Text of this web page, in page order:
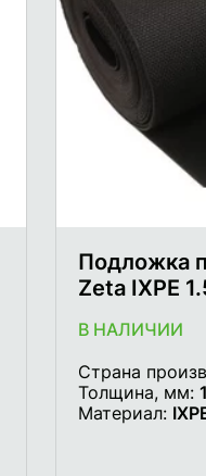
Подложка
Zeta IXPE
В НАЛИЧИИ
Страна
Толщина, мм:
Материал: